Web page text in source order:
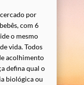
por
com 6
o mesmo
vida. Todos
acolhimento
defina qual o
biológica ou